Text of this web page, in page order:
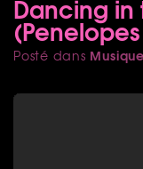
Dancing in
Posté dans Musique